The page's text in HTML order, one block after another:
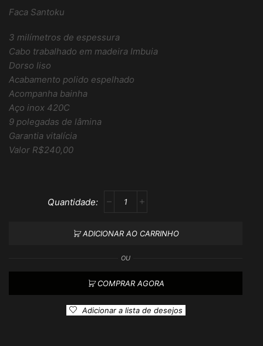
Faca Santoku
3 milímetros de espessura
Cabo trabalhado em madeira Imbuia
Dorso liso
Acabamento polido espelhado
Acompanha bainha
Aço inox 420C
9 polegadas de lâmina
Garantia vitalícia
Valor R$240,00
ADICIONAR AO CARRINHO
OU
COMPRAR AGORA
Adicionar a lista de desejos